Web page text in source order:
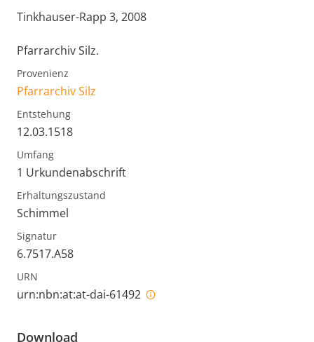
Tinkhauser-Rapp 3, 2008
Pfarrarchiv Silz.
Provenienz
Pfarrarchiv Silz
Entstehung
12.03.1518
Umfang
1 Urkundenabschrift
Erhaltungszustand
Schimmel
Signatur
6.7517.A58
URN
urn:nbn:at:at-dai-61492
Download